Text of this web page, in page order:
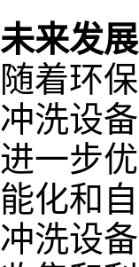
未来发
随着环
冲洗设
进一步
能化和
冲洗设